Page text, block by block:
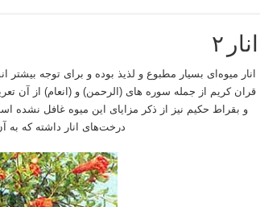
انار ۲
انار میوه ای بسیار مطبوع و لذیذ بوده و برای توجه بیشتر
قران کریم از جمله سوره های (الرحمن) و (انعام) از آن
و بقراط حکیم نیز از ذکر مزایای این میوه غافل
درختهای انار داشته که